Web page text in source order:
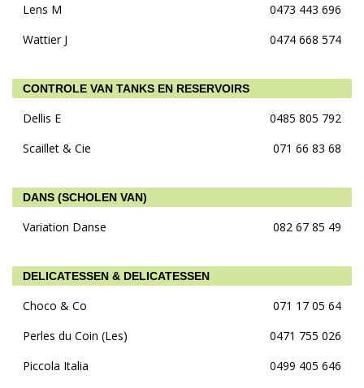
Lens M
0473 443 696
Wattier J
0474 668 574
CONTROLE VAN TANKS EN RESERVOIRS
Dellis E
0485 805 792
Scaillet & Cie
071 66 83 68
DANS (SCHOLEN VAN)
Variation Danse 082 67 85 49
DELICATESSEN & DELICATESSEN
Choco & Co
071 17 05 64
Perles du Coin (Les)
0471 755 026
Piccola Italia
0499 405 646